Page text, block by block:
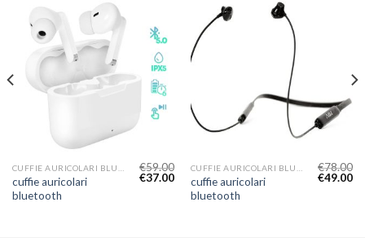
cuffie auricolari
bluetooth
€59.00
€37.00
cuffie auricolari
bluetooth
€78.00
€49.00